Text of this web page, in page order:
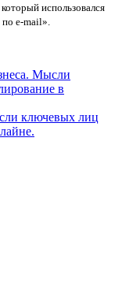
использовался
e-mail».
ключевых лиц